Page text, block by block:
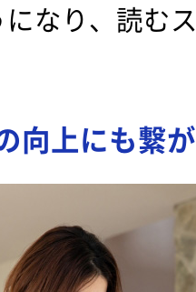
なり、読む
向上にも繋